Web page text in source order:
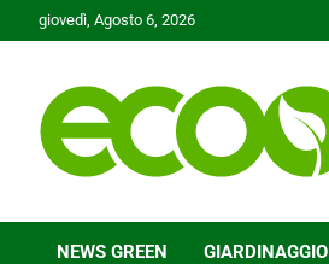
to
giovedì, Agosto 6, 2026
Ecoo.it
NEWS GREEN GIARDINAGGIO